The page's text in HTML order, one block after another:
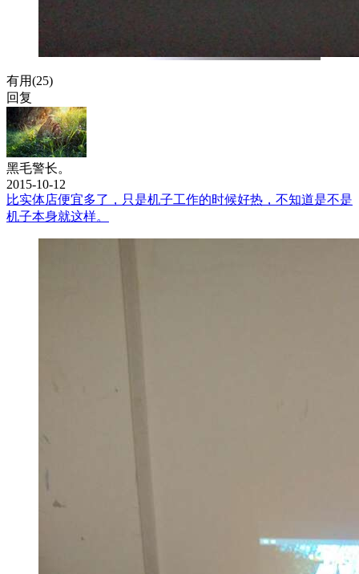
有用(25)
回复
黑毛警长。
2015-10-12
比实体店便宜多了，只是机子工作的时候好热，不知道是不是
机子本身就这样。